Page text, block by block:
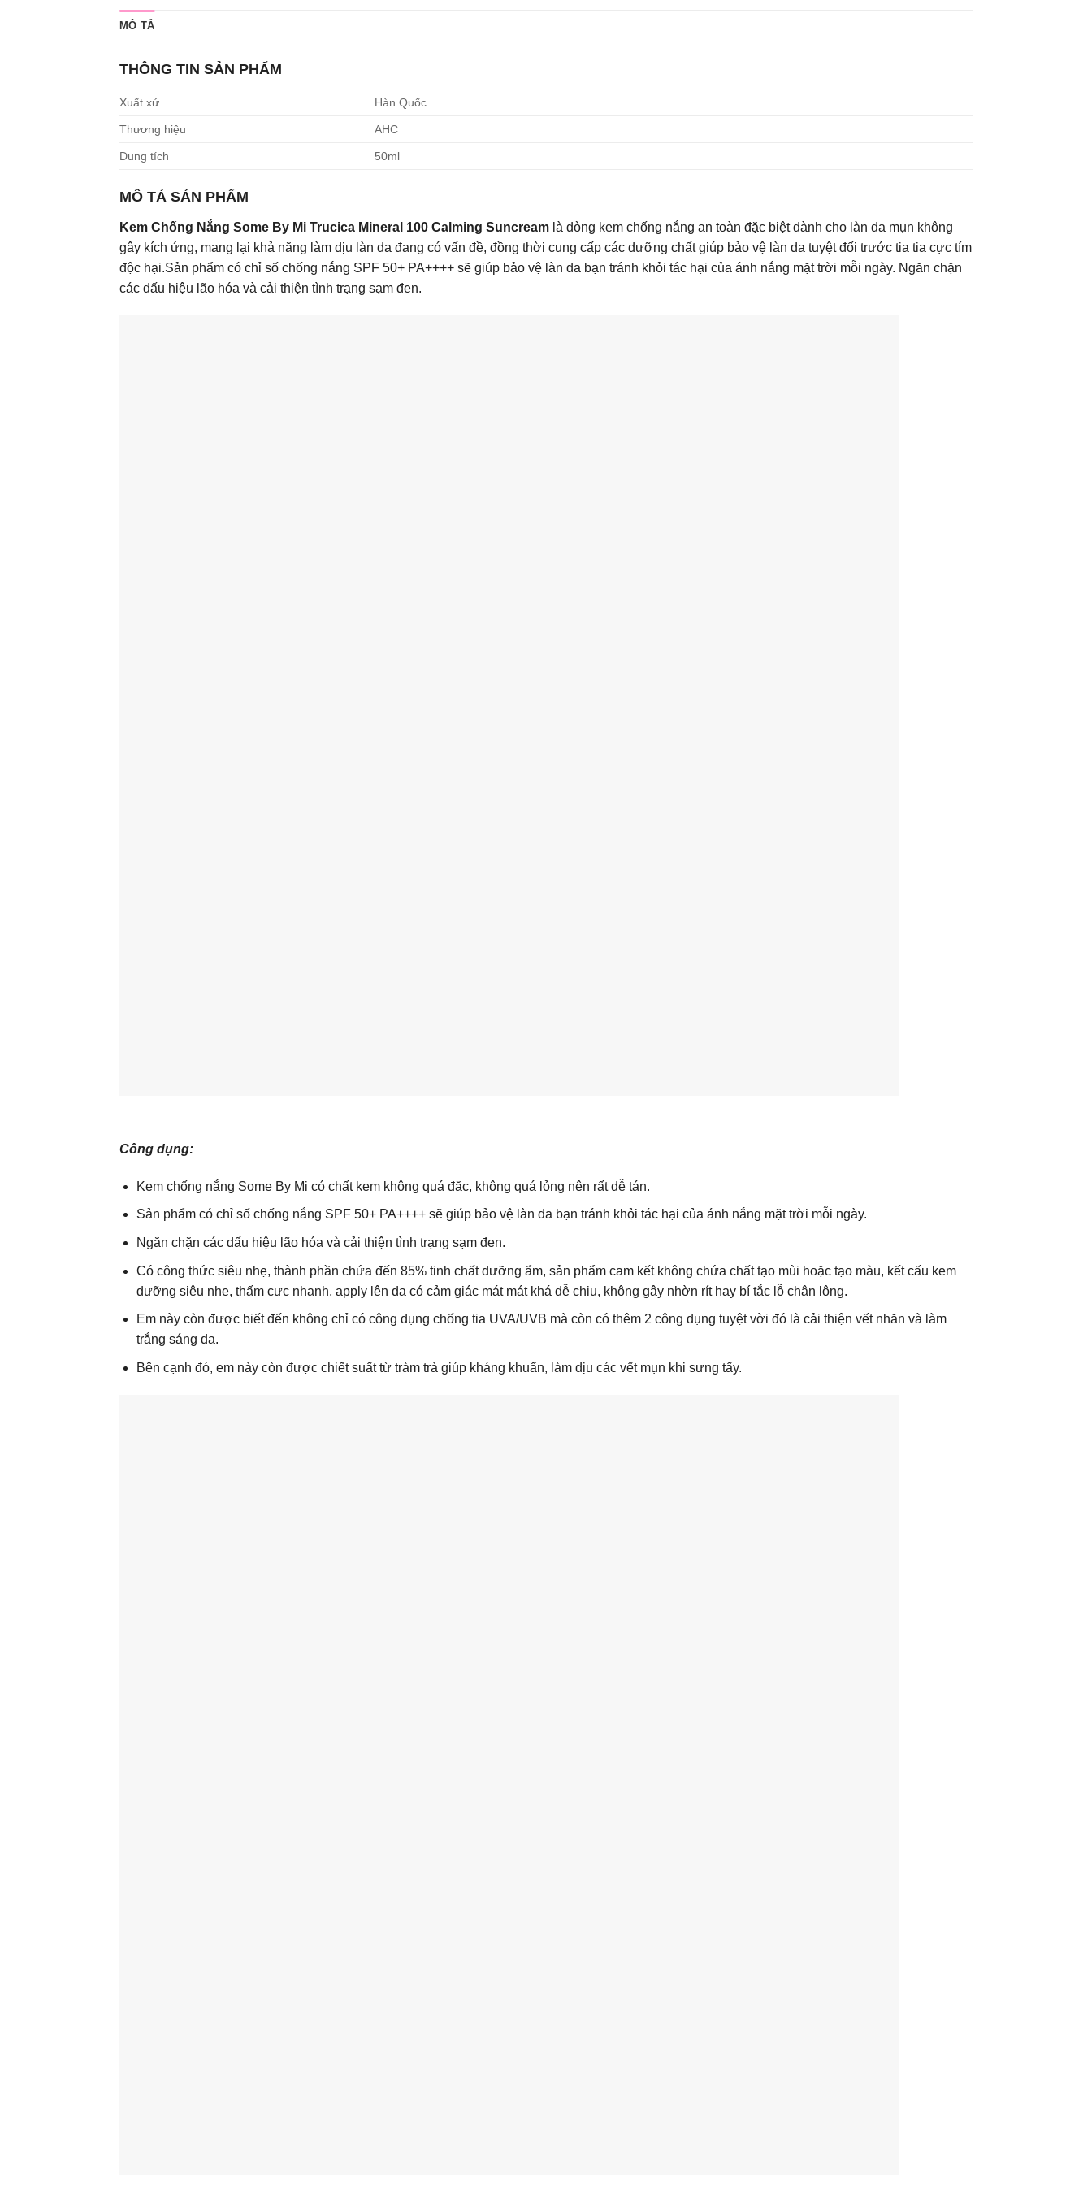
MÔ TẢ
THÔNG TIN SẢN PHẨM
Xuất xứ Hàn Quốc
Thương hiệu AHC
Dung tích 50ml
MÔ TẢ SẢN PHẨM
Kem Chống Nắng Some By Mi Trucica Mineral 100 Calming Suncream là dòng kem chống nắng an toàn đặc biệt dành cho làn da mụn không
gây kích ứng, mang lại khả năng làm dịu làn da đang có vấn đề, đồng thời cung cấp các dưỡng chất giúp bảo vệ làn da tuyệt đối trước tia tia cực tím
độc hại.Sản phẩm có chỉ số chống nắng SPF 50+ PA++++ sẽ giúp bảo vệ làn da bạn tránh khỏi tác hại của ánh nắng mặt trời mỗi ngày. Ngăn chặn
các dấu hiệu lão hóa và cải thiện tình trạng sạm đen.
Công dụng:
Kem chống nắng Some By Mi có chất kem không quá đặc, không quá lỏng nên rất dễ tán.
Sản phẩm có chỉ số chống nắng SPF 50+ PA++++ sẽ giúp bảo vệ làn da bạn tránh khỏi tác hại của ánh nắng mặt trời mỗi ngày.
Ngăn chặn các dấu hiệu lão hóa và cải thiện tình trạng sạm đen.
Có công thức siêu nhẹ, thành phần chứa đến 85% tinh chất dưỡng ẩm, sản phẩm cam kết không chứa chất tạo mùi hoặc tạo màu, kết cấu kem
dưỡng siêu nhẹ, thấm cực nhanh, apply lên da có cảm giác mát mát khá dễ chịu, không gây nhờn rít hay bí tắc lỗ chân lông.
Em này còn được biết đến không chỉ có công dụng chống tia UVA/UVB mà còn có thêm 2 công dụng tuyệt vời đó là cải thiện vết nhăn và làm
trắng sáng da.
Bên cạnh đó, em này còn được chiết suất từ tràm trà giúp kháng khuẩn, làm dịu các vết mụn khi sưng tấy.